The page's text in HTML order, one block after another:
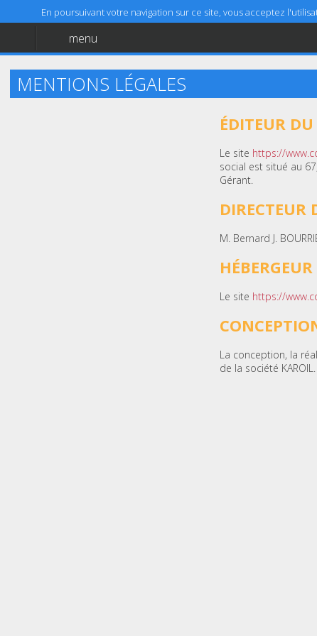
En poursuivant votre navigation sur ce site, vous acceptez
Aide
menu
MENTIONS LÉGALES
ÉDITEUR DU
Le site https://
social est situé au
Gérant.
DIRECTEUR
M. Bernard J.
HÉBERGEUR
Le site https://
La conception, la
de la société KAROIL.